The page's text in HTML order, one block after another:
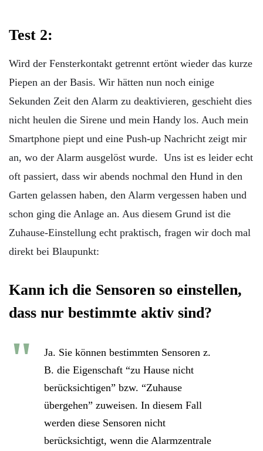
Test 2:
Wird der Fensterkontakt getrennt ertönt wieder das kurze
Piepen an der Basis. Wir hätten nun noch einige
Sekunden Zeit den Alarm zu deaktivieren, geschieht dies
nicht heulen die Sirene und mein Handy los. Auch mein
Smartphone piept und eine Push-up Nachricht zeigt mir
an, wo der Alarm ausgelöst wurde. Uns ist es leider echt
oft passiert, dass wir abends nochmal den Hund in den
Garten gelassen haben, den Alarm vergessen haben und
schon ging die Anlage an. Aus diesem Grund ist die
Zuhause-Einstellung echt praktisch, fragen wir doch mal
direkt bei Blaupunkt:
Kann ich die Sensoren so einstellen,
dass nur bestimmte aktiv sind?
Ja. Sie können bestimmten Sensoren z.
B. die Eigenschaft “zu Hause nicht
berücksichtigen” bzw. “Zuhause
übergehen” zuweisen. In diesem Fall
werden diese Sensoren nicht
berücksichtigt, wenn die Alarmzentrale